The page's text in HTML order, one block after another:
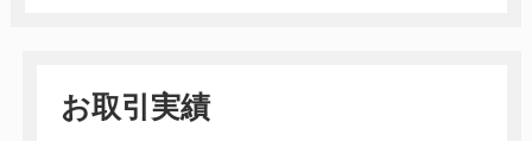
お取引実績